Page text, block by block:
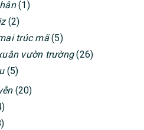
(1)
(2)
trúc mã(5)
vườn trường(26)
(5)
(20)